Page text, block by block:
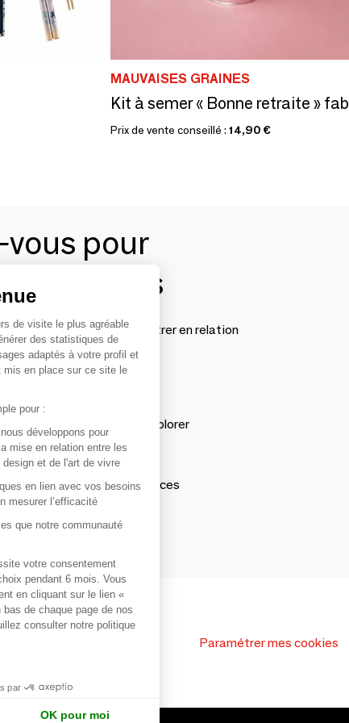
MAUVAISES GRAINES
Prix de vente conseillé : 14,90 €
pour
marques
MOM et de rentrer en relation
créez-vous un compte.
milliers de fournisseurs à explorer
de produits tendances
Paramétrer mes cookies
de visite le plus agréable
des statistiques de
adaptés à votre profil et
mis en place sur ce site le
pour :
développons pour
mise en relation entre les
et de l'art de vivre
en lien avec vos besoins
mesurer l’efficacité
que notre communauté
votre consentement
pendant 6 mois. Vous
en cliquant sur le lien «
de chaque page de nos
consulter notre politique
par
OK pour moi